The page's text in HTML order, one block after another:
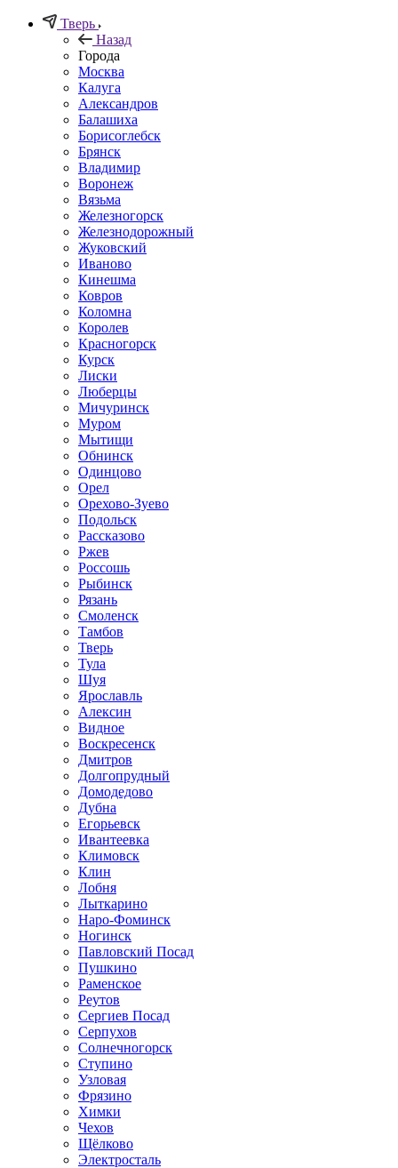
Тверь
Назад
Города
Москва
Калуга
Александров
Балашиха
Борисоглебск
Брянск
Владимир
Воронеж
Вязьма
Железногорск
Железнодорожный
Жуковский
Иваново
Кинешма
Ковров
Коломна
Королев
Красногорск
Курск
Лиски
Люберцы
Мичуринск
Муром
Мытищи
Обнинск
Одинцово
Орел
Орехово-Зуево
Подольск
Рассказово
Ржев
Россошь
Рыбинск
Рязань
Смоленск
Тамбов
Тверь
Тула
Шуя
Ярославль
Алексин
Видное
Воскресенск
Дмитров
Долгопрудный
Домодедово
Дубна
Егорьевск
Ивантеевка
Климовск
Клин
Лобня
Лыткарино
Наро-Фоминск
Ногинск
Павловский Посад
Пушкино
Раменское
Реутов
Сергиев Посад
Серпухов
Солнечногорск
Ступино
Узловая
Фрязино
Химки
Чехов
Щёлково
Электросталь